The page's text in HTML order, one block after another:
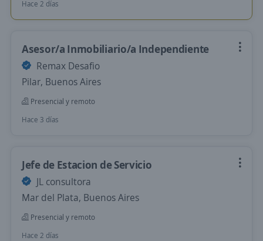
Hace 2 días
Asesor/a Inmobiliario/a Independiente
Remax Desafio
Pilar, Buenos Aires
Presencial y remoto
Hace 3 días
Jefe de Estacion de Servicio
JL consultora
Mar del Plata, Buenos Aires
Presencial y remoto
Hace 2 días